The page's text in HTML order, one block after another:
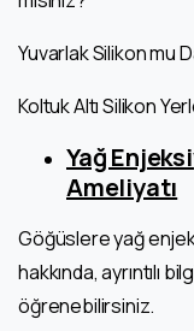
Yuvarlak Silikon mu
Koltuk Altı Silikon
Yağ
Ameliyatı
Göğüslere yağ
hakkında, ayrıntılı
öğrenebilirsiniz.